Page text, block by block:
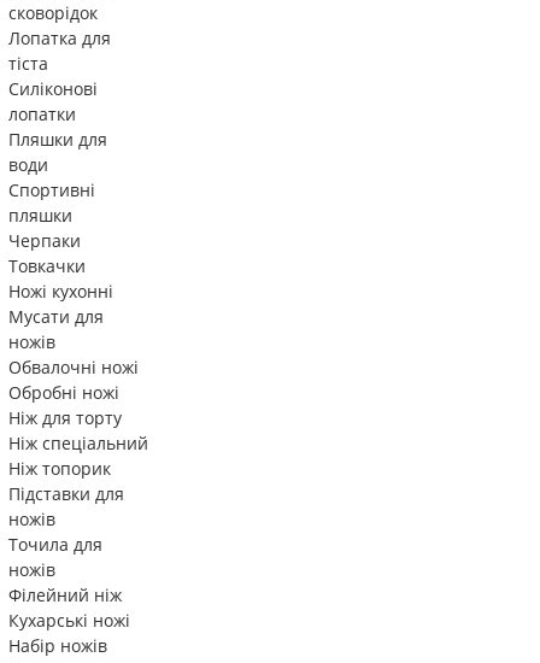
сковорідок
Лопатка для
тіста
Силіконові
лопатки
Пляшки для
води
Спортивні
пляшки
Черпаки
Товкачки
Ножі кухонні
Мусати для
ножів
Обвалочні ножі
Обробні ножі
Ніж для торту
Ніж спеціальний
Ніж топорик
Підставки для
ножів
Точила для
ножів
Філейний ніж
Кухарські ножі
Набір ножів